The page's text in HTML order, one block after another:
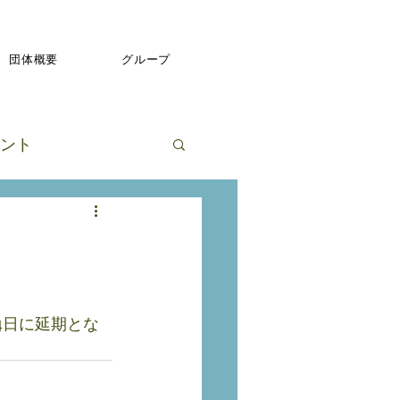
団体概要 グループ
ト
に延期とな